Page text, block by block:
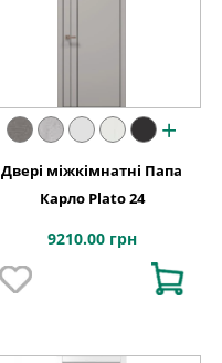
+
Двері міжкімнатні Папа
Карло Plato 24
9210.00 грн